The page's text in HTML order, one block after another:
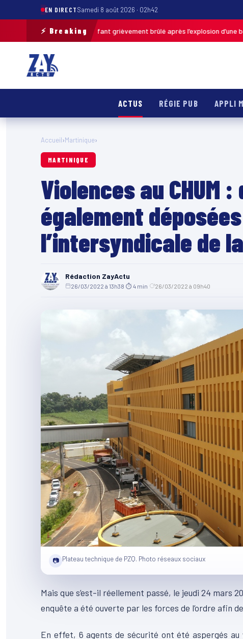
EN DIRECTSamedi 8 août 2026 · 02h42
⚡ Breaking
de-Calais : un enfant grièvement brûlé après l’explosion d’une balle
ACTUS RÉGIE PUB APPLI
Accueil›Martinique›
MARTINIQUE
Violences au CHUM
également
l’intersyndicale de
Rédaction ZayActu
26/03/2022 à 13h38 ⏱ 4 min 26/03/2022 à 09h40
📷 Plateau technique de PZQ. Photo réseaux sociaux
Mais que s’est-il réellement passé, le jeudi 24 mars
enquête a été ouverte par les forces de l’ordre afin
En effet, 6 agents de sécurité ont été aspergés